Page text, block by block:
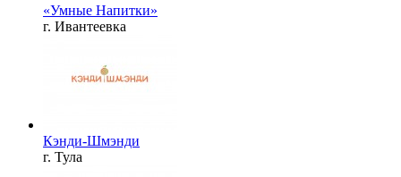
«Умные Напитки»
г. Ивантеевка
Кэнди-Шмэнди
г. Тула